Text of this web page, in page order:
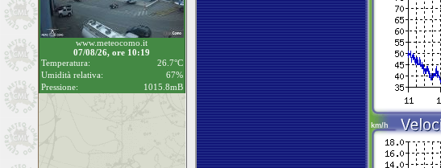
www.meteocomo.it
07/08/26, ore 10:19
Temperatura:
26.7°C
Umidità relativa:
67%
Pressione:
1015.8mB